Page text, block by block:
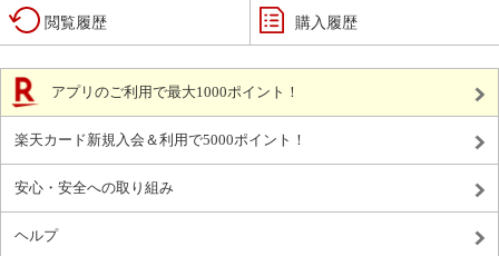
閲覧履歴 購入履歴
アプリのご利用で最大1000ポイント！
楽天カード新規入会＆利用で5000ポイント！
安心・安全への取り組み
ヘルプ